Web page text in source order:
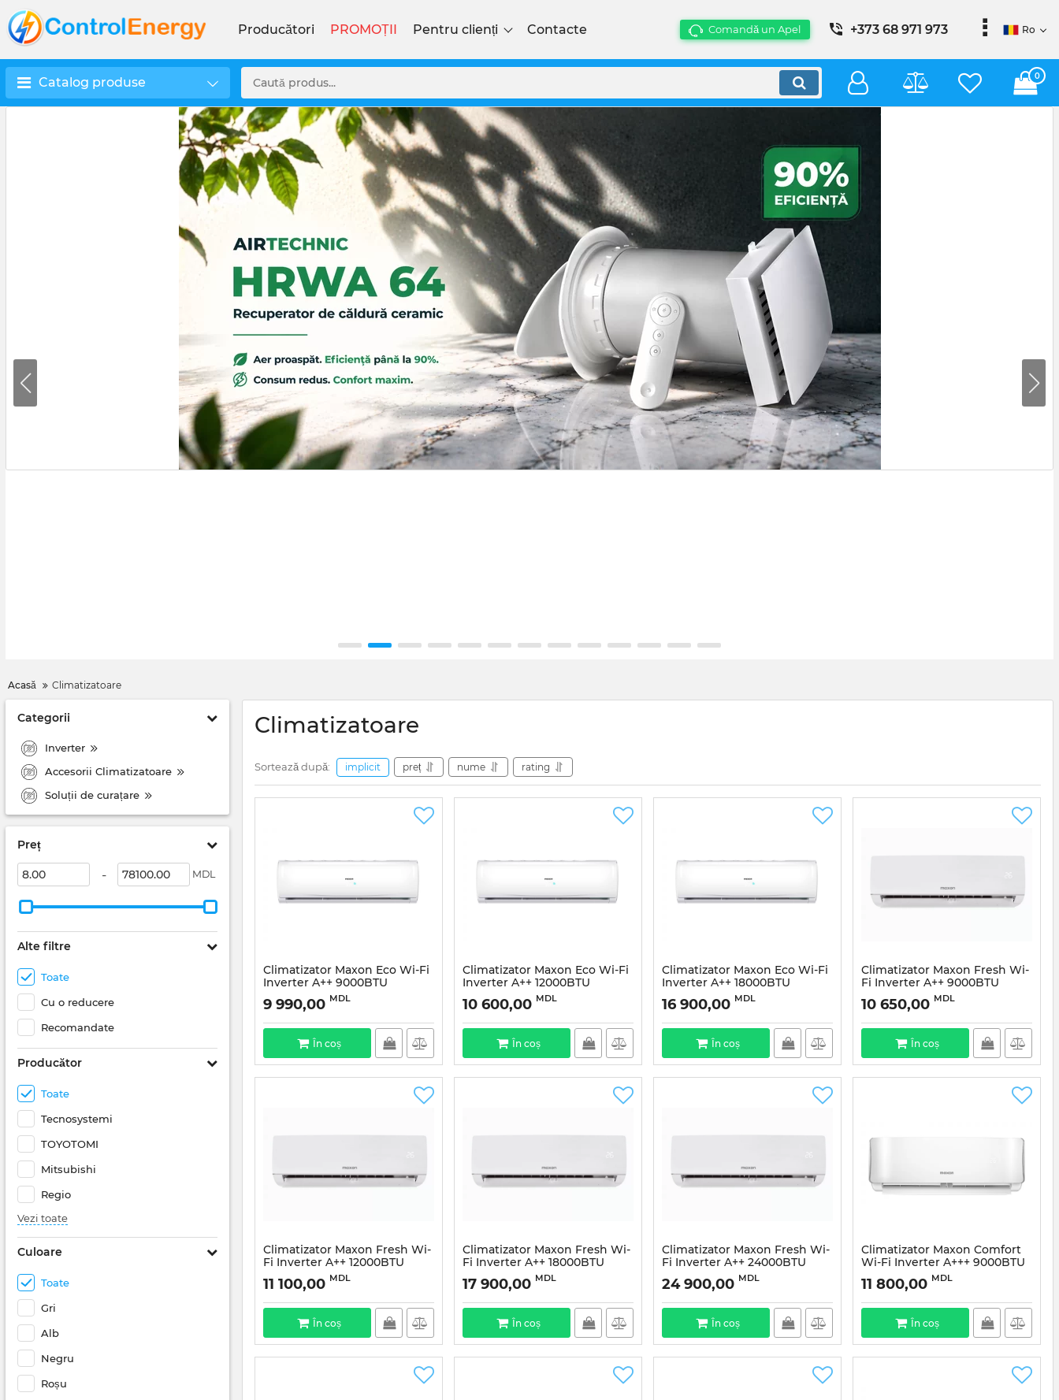
Producători PROMOȚII Pentru clienți Contacte Comandă un Apel +373 68 971 973 Ro
Catalog produse 0
Acasă Climatizatoare
Categorii
Inverter
Accesorii Climatizatoare
Soluții de curațare
Preț
- MDL
Alte filtre
Toate
Cu o reducere
Recomandate
Producător
Toate
Tecnosystemi
TOYOTOMI
Mitsubishi
Regio
Vezi toate
Culoare
Toate
Gri
Alb
Negru
Roșu
Climatizatoare
Sortează după: implicit preț nume rating
Climatizator Maxon Eco Wi-Fi
Inverter A++ 9000BTU
9 990,00 MDL
În coș
Climatizator Maxon Eco Wi-Fi
Inverter A++ 12000BTU
10 600,00 MDL
În coș
Climatizator Maxon Eco Wi-Fi
Inverter A++ 18000BTU
16 900,00 MDL
În coș
Climatizator Maxon Fresh Wi-
Fi Inverter A++ 9000BTU
10 650,00 MDL
În coș
Climatizator Maxon Fresh Wi-
Fi Inverter A++ 12000BTU
11 100,00 MDL
În coș
Climatizator Maxon Fresh Wi-
Fi Inverter A++ 18000BTU
17 900,00 MDL
În coș
Climatizator Maxon Fresh Wi-
Fi Inverter A++ 24000BTU
24 900,00 MDL
În coș
Climatizator Maxon Comfort
Wi-Fi Inverter A+++ 9000BTU
11 800,00 MDL
În coș